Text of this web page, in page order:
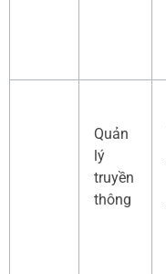
Quản
lý
truyền
thông